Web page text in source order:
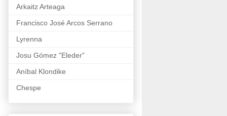
Arkaitz Arteaga
Francisco José Arcos Serrano
Lyrenna
Josu Gómez "Eleder"
Aníbal Klondike
Chespe